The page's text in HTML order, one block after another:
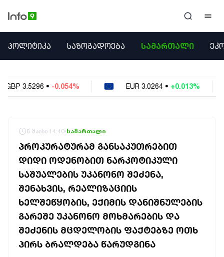
ᲞᲝᲚᲘᲢᲘᲙᲐ
ᲔᲙᲝᲜᲝᲛᲘᲙᲐ
ᲣᲪᲮᲝᲔᲗᲘ
ᲐᲛᲘᲜᲓᲘ
ᲡᲐᲛᲮᲔᲓᲠᲝ
ᲠᲔᲒᲘᲝᲜᲘ
ᲘᲜᲢᲔᲠᲕᲘᲣ
ᲑᲘᲖᲜᲔᲡᲘ
ᲞᲐᲠᲚᲐᲛᲔᲜᲢᲘ
ᲞᲝᲚᲘᲢᲘᲙᲐ ᲡᲐᲖᲝᲒᲐᲓᲝᲔᲑᲐ ᲡᲐᲛᲐᲠᲗᲐᲚᲘ
EUR • +0.013% USD
8 მაისი 14:40 სამართალი
ᲞᲠᲝᲙᲣᲠᲐᲢᲣᲠᲐᲛ ᲒᲐᲜᲡᲐᲙᲣᲗᲠᲔᲑᲘᲗ
ᲓᲘᲓᲘ ᲝᲓᲔᲜᲝᲑᲘᲗ ᲜᲐᲠᲙᲝᲢᲘᲙᲣᲚᲘ
ᲡᲐᲨᲣᲐᲚᲔᲑᲘᲡ ᲣᲙᲐᲜᲝᲜᲝ ᲨᲔᲫᲔᲜᲐ,
ᲨᲔᲜᲐᲮᲕᲘᲡ, ᲠᲔᲐᲚᲘᲖᲐᲪᲘᲘᲡ
ᲮᲔᲚᲨᲔᲬᲧᲝᲑᲘᲡ, ᲔᲥᲘᲛᲘᲡ ᲓᲐᲜᲘᲨᲜᲣᲚᲔᲑᲘᲡ
ᲒᲐᲠᲔᲨᲔ ᲣᲙᲐᲜᲝᲜᲝ ᲛᲝᲮᲛᲐᲠᲔᲑᲘᲡ ᲓᲐ
ᲨᲔᲫᲔᲜᲘᲡ ᲛᲪᲓᲔᲚᲝᲑᲘᲡ ᲤᲐᲥᲢᲔᲑᲖᲔ ᲝᲗᲮ
ᲞᲘᲠᲡ ᲑᲠᲐᲚᲓᲔᲑᲐ ᲬᲐᲠᲣᲓᲒᲘᲜᲐ